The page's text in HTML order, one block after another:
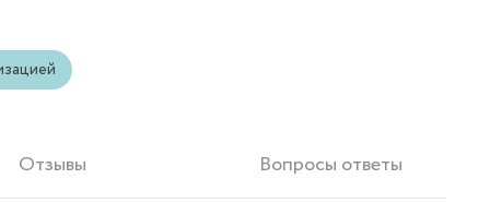
Отзывы Вопросы ответы